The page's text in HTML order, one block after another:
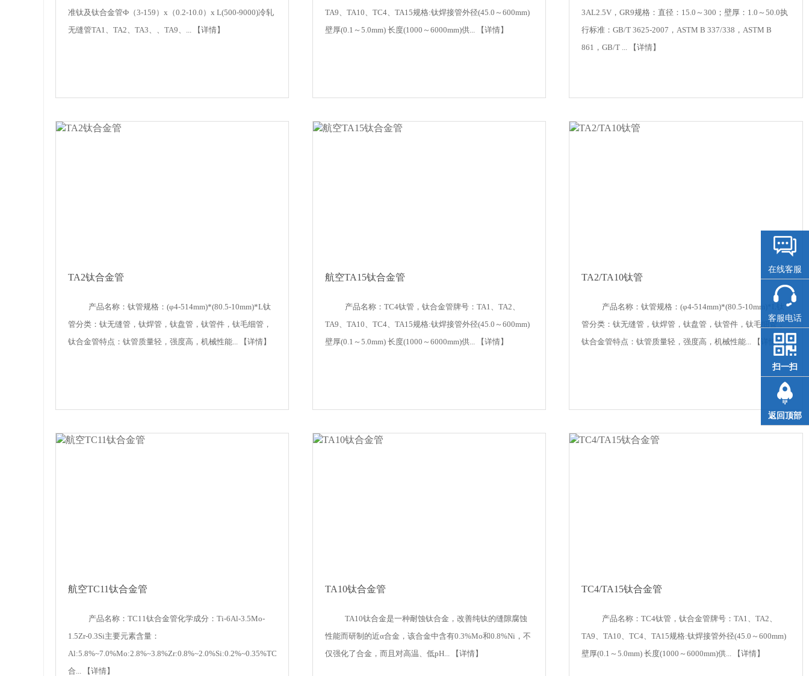
准钛及钛合金管Ф（3-159）x（0.2-10.0）x L(500-9000)冷轧
无缝管TA1、TA2、TA3、、TA9、...
【详情】
TA9、TA10、TC4、TA15规格:钛焊接管外径(45.0～600mm)
壁厚(0.1～5.0mm) 长度(1000～6000mm)供...
【详情】
3AL2.5V，GR9规格：直径：15.0～300；壁厚：1.0～50.0执
行标准：GB/T 3625-2007，ASTM B 337/338，ASTM B
861，GB/T ...
【详情】
TA2钛合金管
产品名称：钛管规格：(φ4-514mm)*(80.5-10mm)*L钛
管分类：钛无缝管，钛焊管，钛盘管，钛管件，钛毛细管，
钛合金管特点：钛管质量轻，强度高，机械性能...
【详情】
航空TA15钛合金管
产品名称：TC4钛管，钛合金管牌号：TA1、TA2、
TA9、TA10、TC4、TA15规格:钛焊接管外径(45.0～600mm)
壁厚(0.1～5.0mm) 长度(1000～6000mm)供...
【详情】
TA2/TA10钛管
产品名称：钛管规格：(φ4-514mm)*(80.5-10mm)*L钛
管分类：钛无缝管，钛焊管，钛盘管，钛管件，钛毛细管，
钛合金管特点：钛管质量轻，强度高，机械性能...
【详情】
航空TC11钛合金管
产品名称：TC11钛合金管化学成分：Ti-6Al-3.5Mo-
1.5Zr-0.3Si主要元素含量：
Al:5.8%~7.0%Mo:2.8%~3.8%Zr:0.8%~2.0%Si:0.2%~0.35%TC11
合...
【详情】
TA10钛合金管
TA10钛合金是一种耐蚀钛合金，改善纯钛的缝隙腐蚀
性能而研制的近α合金，该合金中含有0.3%Mo和0.8%Ni，不
仅强化了合金，而且对高温、低pH...
【详情】
TC4/TA15钛合金管
产品名称：TC4钛管，钛合金管牌号：TA1、TA2、
TA9、TA10、TC4、TA15规格:钛焊接管外径(45.0～600mm)
壁厚(0.1～5.0mm) 长度(1000～6000mm)供...
【详情】
在线客服
客服电话
扫一扫
返回顶部